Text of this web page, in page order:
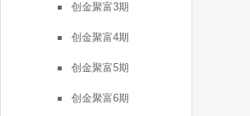
创金聚富3期
创金聚富4期
创金聚富5期
创金聚富6期